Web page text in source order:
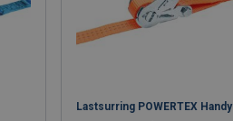
Lastsurring POWERTEX Handy